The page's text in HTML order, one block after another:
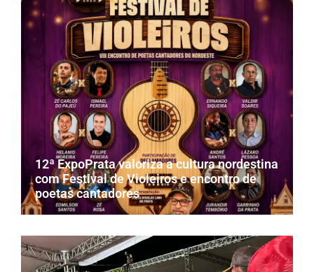
12ª ExpoPrata valoriza a cultura nordestina
com Festival de Violeiros e encontro de
poetas cantadores